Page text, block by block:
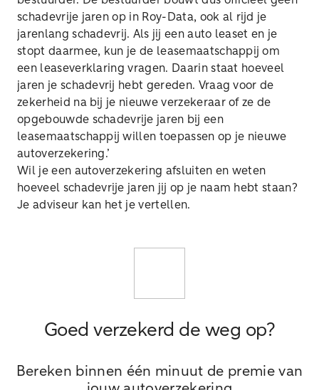
schadevrije jaren op in Roy-Data, ook al rijd je
jarenlang schadevrij. Als jij een auto leaset en je
stopt daarmee, kun je de leasemaatschappij om
een leaseverklaring vragen. Daarin staat hoeveel
jaren je schadevrij hebt gereden. Vraag voor de
zekerheid na bij je nieuwe verzekeraar of ze de
opgebouwde schadevrije jaren bij een
leasemaatschappij willen toepassen op je nieuwe
autoverzekering.’
Wil je een autoverzekering afsluiten en weten
hoeveel schadevrije jaren jij op je naam hebt staan?
Je adviseur kan het je vertellen.
Goed verzekerd de weg op?
Bereken binnen één minuut de premie van